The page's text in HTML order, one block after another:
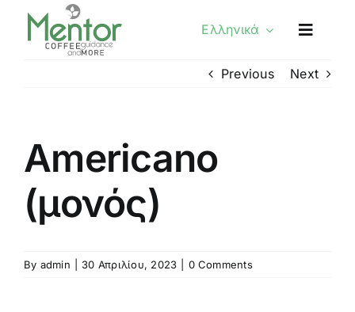
Ελληνικά
Previous Next
Americano
(μονός)
By admin 30 Απριλίου, 2023 0 Comments